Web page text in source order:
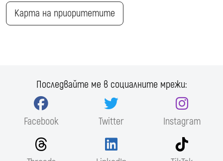
Карта на приоритетите
Последвайте ме в социалните мрежи:
Facebook Twitter Instagram